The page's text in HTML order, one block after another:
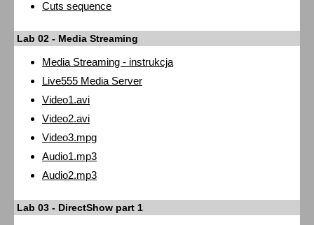
Cuts sequence
Lab 02 - Media Streaming
Media Streaming - instrukcja
Live555 Media Server
Video1.avi
Video2.avi
Video3.mpg
Audio1.mp3
Audio2.mp3
Lab 03 - DirectShow part 1